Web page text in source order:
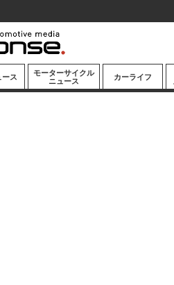
ース
モーターサイクル
ニュース
カーライフ